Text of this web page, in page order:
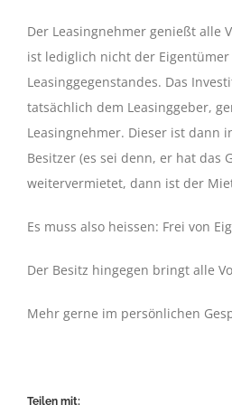
Der Leasingnehmer genießt alle
ist lediglich nicht der Eigentümer
Leasinggegenstandes. Das
tatsächlich dem Leasinggeber,
Leasingnehmer. Dieser ist dann
Besitzer (es sei denn, er hat das
weitervermietet, dann ist der
Es muss also heissen: Frei von
Der Besitz hingegen bringt alle
Mehr gerne im persönlichen
Teilen mit: